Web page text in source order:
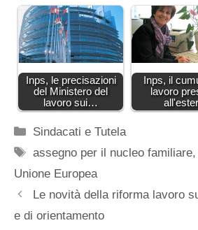
Inps, le precisazioni
del Ministero del
lavoro sui…
Inps, il
lavoro
Categorie
Sindacati e Tutela
Tag
assegno per il nucleo familiare,
Unione Europea
Le novità della riforma lavoro
e di orientamento